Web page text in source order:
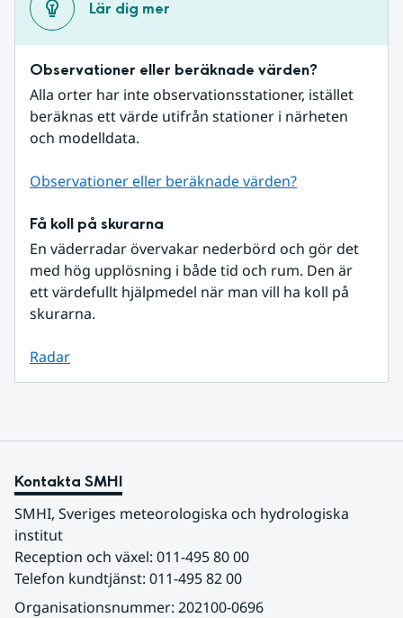
Lär dig mer
Observationer eller beräknade värden?
Alla orter har inte observationsstationer, istället
beräknas ett värde utifrån stationer i närheten
och modelldata.
Observationer eller beräknade värden?
Få koll på skurarna
En väderradar övervakar nederbörd och gör det
med hög upplösning i både tid och rum. Den är
ett värdefullt hjälpmedel när man vill ha koll på
skurarna.
Radar
Kontakta SMHI
SMHI, Sveriges meteorologiska och hydrologiska
institut
Reception och växel: 011-495 80 00
Telefon kundtjänst: 011-495 82 00
Organisationsnummer: 202100-0696